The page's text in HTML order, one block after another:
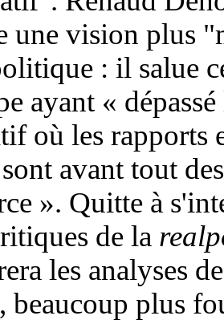
une vision plus
: il salue
ayant « dépassé
où les rapports
avant tout
». Quitte à
de la
les analyses
beaucoup plus